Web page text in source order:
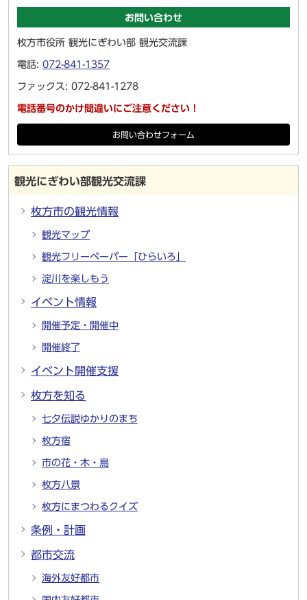
お問い合わせ
枚方市役所 観光にぎわい部 観光交流課
電話: 072-841-1357
ファックス: 072-841-1278
電話番号のかけ間違いにご注意ください！
お問い合わせフォーム
観光にぎわい部観光交流課
枚方市の観光情報
観光マップ
観光フリーペーパー「ひらいろ」
淀川を楽しもう
イベント情報
開催予定・開催中
開催終了
イベント開催支援
枚方を知る
七夕伝説ゆかりのまち
枚方宿
市の花・木・鳥
枚方八景
枚方にまつわるクイズ
条例・計画
都市交流
海外友好都市